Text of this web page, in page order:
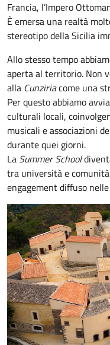
Francia, l’Impero
È emersa una realtà
stereotipo della Sicilia
Allo stesso tempo
aperta al territorio. Non
alla Cunziriacome una
Per questo abbiamo
culturali locali,
musicali e associazioni
durante quei giorni.
La Summer School
tra università e
engagement diffuso